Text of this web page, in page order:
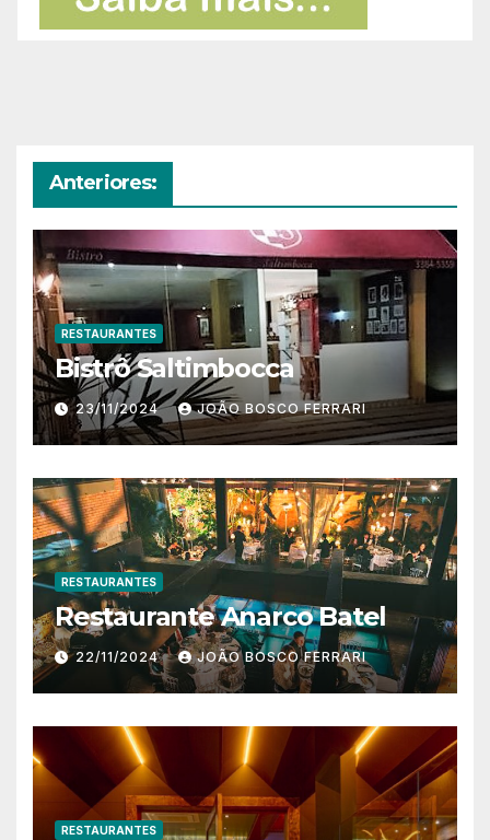
Anteriores:
RESTAURANTES
Bistrô Saltimbocca
23/11/2024 JOÃO BOSCO FERRARI
RESTAURANTES
Restaurante Anarco Batel
22/11/2024 JOÃO BOSCO FERRARI
RESTAURANTES